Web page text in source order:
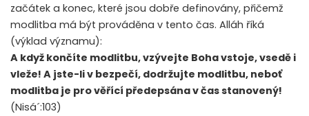
začátek a konec, které jsou dobře definovány, přičemž
modlitba má být prováděna v tento čas. Alláh říká
(výklad významu):
A když končíte modlitbu, vzývejte Boha vstoje, vsedě i
vleže! A jste-li v bezpečí, dodržujte modlitbu, neboť
modlitba je pro věřící předepsána v čas stanovený!
(Nisá´:103)